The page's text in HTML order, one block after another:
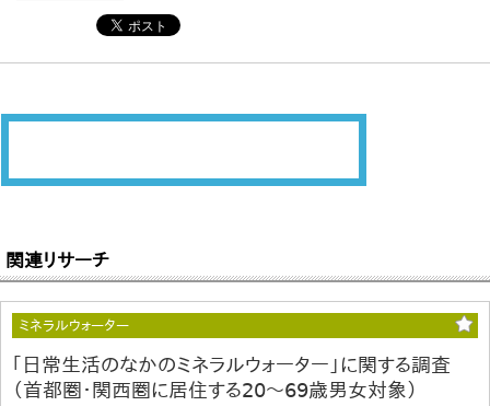
関連リサーチ
ミネラルウォーター
｢日常生活のなかのミネラルウォーター」に関する調査
（首都圏・関西圏に居住する20～69歳男女対象）